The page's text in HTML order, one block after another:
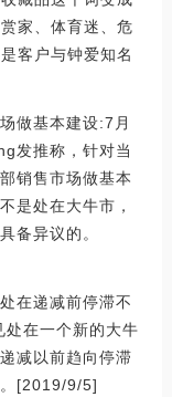
家、体育迷、危
客户与钟爱知名
做基本建设:7月
发推称，针对当
销售市场做基本
是处在大牛市，
备异议的。
在递减前停滞不
在一个新的大牛
减以前趋向停滞
[2019/9/5]